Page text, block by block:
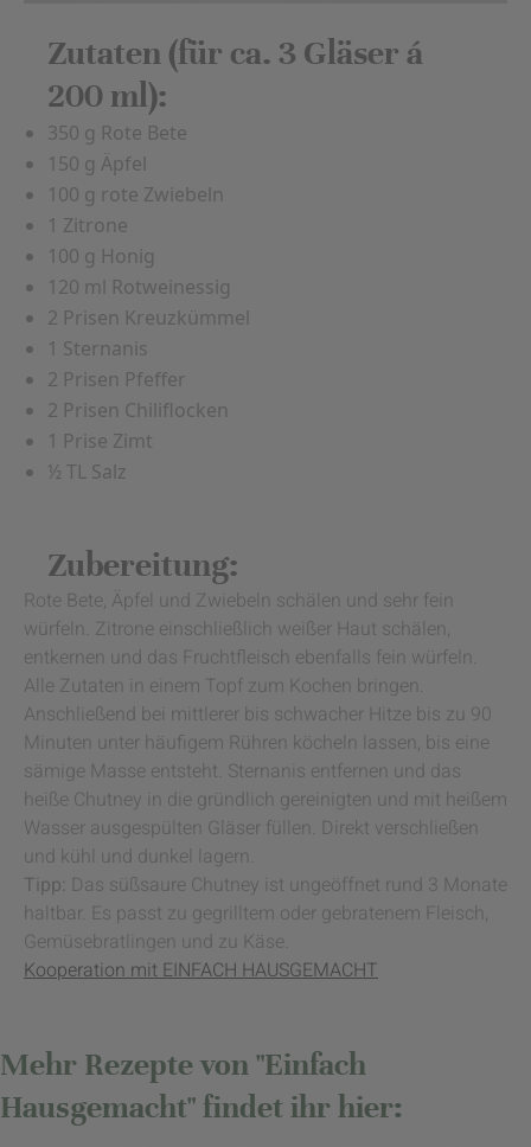
Zutaten (für ca. 3 Gläser á
200 ml):
350 g Rote Bete
150 g Äpfel
100 g rote Zwiebeln
1 Zitrone
100 g Honig
120 ml Rotweinessig
2 Prisen Kreuzkümmel
1 Sternanis
2 Prisen Pfeffer
2 Prisen Chiliflocken
1 Prise Zimt
½ TL Salz
Zubereitung:
Rote Bete, Äpfel und Zwiebeln schälen und sehr fein
würfeln. Zitrone einschließlich weißer Haut schälen,
entkernen und das Fruchtfleisch ebenfalls fein würfeln.
Alle Zutaten in einem Topf zum Kochen bringen.
Anschließend bei mittlerer bis schwacher Hitze bis zu 90
Minuten unter häufigem Rühren köcheln lassen, bis eine
sämige Masse entsteht. Sternanis entfernen und das
heiße Chutney in die gründlich gereinigten und mit heißem
Wasser ausgespülten Gläser füllen. Direkt verschließen
und kühl und dunkel lagern.
Tipp: Das süßsaure Chutney ist ungeöffnet rund 3 Monate
haltbar. Es passt zu gegrilltem oder gebratenem Fleisch,
Gemüsebratlingen und zu Käse.
Kooperation mit EINFACH HAUSGEMACHT
Mehr Rezepte von "Einfach
Hausgemacht" findet ihr hier: